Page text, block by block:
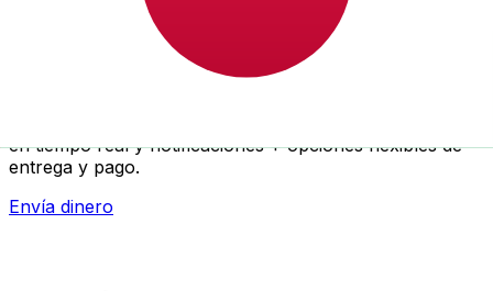
Transferencia Internacional de Dinero Xe
en tiempo real y notificaciones + opciones flexibles de
entrega y pago.
Envía dinero